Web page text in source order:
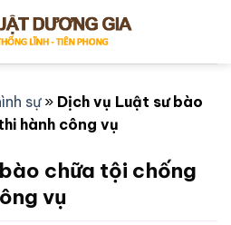
sự» Dịch vụ Luật sư bào
hành công vụ
chữa tội chống
vụ